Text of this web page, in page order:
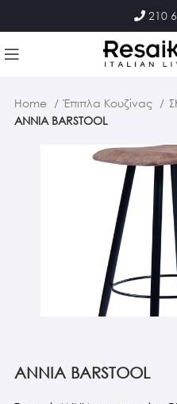
210
Home Έπιπλα Κουζίνας
ΑΝΝΙΑ BARSTOOL
ΑΝΝΙΑ BARSTOOL